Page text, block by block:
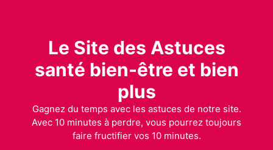
Le Site des Astuces
santé bien-être et bien
plus
Gagnez du temps avec les astuces de notre site.
Avec 10 minutes à perdre, vous pourrez toujours
faire fructifier vos 10 minutes.